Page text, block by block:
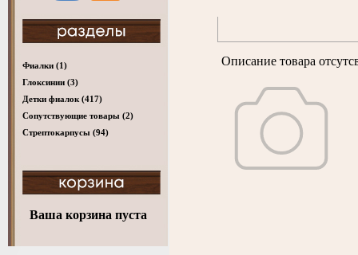
Фиалки (1)
Глоксинии (3)
Детки фиалок (417)
Cопутствующие товары (2)
Стрептокарпусы (94)
Ваша корзина пуста
Описание товара